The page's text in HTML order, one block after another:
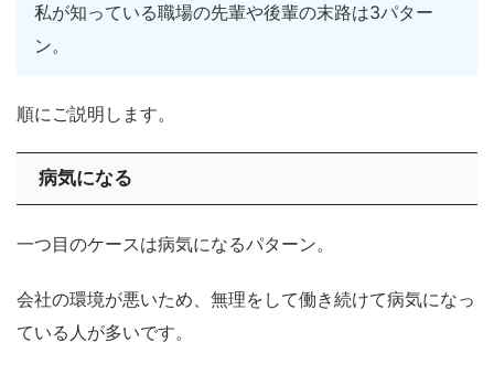
私が知っている職場の先輩や後輩の末路は3パター
ン。
順にご説明します。
病気になる
一つ目のケースは病気になるパターン。
会社の環境が悪いため、無理をして働き続けて病気になっ
ている人が多いです。